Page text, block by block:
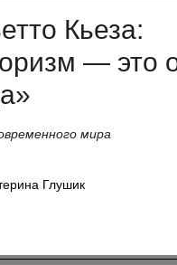
Кьеза:
— это
мира
Глушик